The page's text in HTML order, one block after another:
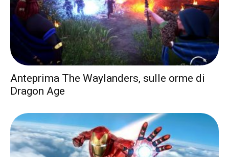
Anteprima The Waylanders, sulle orme di
Dragon Age